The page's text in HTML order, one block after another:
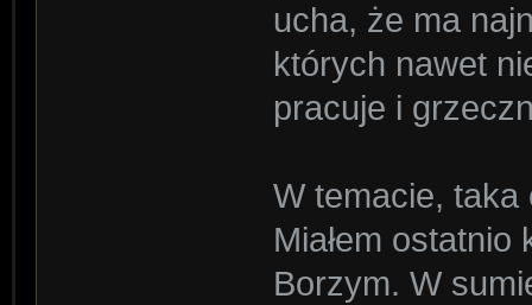
ucha, że ma
których nawet
pracuje i
W temacie,
Miałem
Borzym. W